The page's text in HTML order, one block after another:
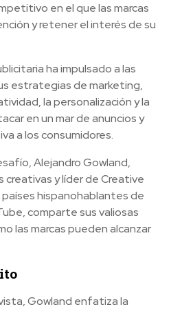
en el que las marcas
y retener el interés de su
ha impulsado a las
estrategias de marketing,
la personalización y la
en un mar de anuncios y
a los consumidores.
Alejandro Gowland,
y líder de Creative
países hispanohablantes de
comparte sus valiosas
las marcas pueden alcanzar
Gowland enfatiza la